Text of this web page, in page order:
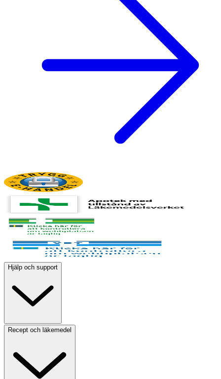
Hjälp och support
Recept och läkemedel